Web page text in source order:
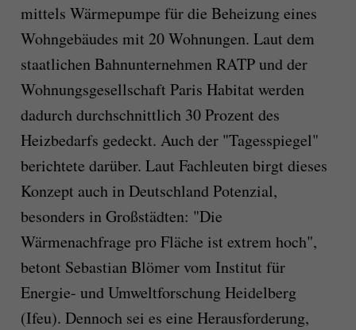
mittels Wärmepumpe für die Beheizung eines
Wohngebäudes mit 20 Wohnungen. Laut dem
staatlichen Bahnunternehmen RATP und der
Wohnungsgesellschaft Paris Habitat werden
dadurch durchschnittlich 30 Prozent des
Heizbedarfs gedeckt. Auch der "Tagesspiegel"
berichtete darüber. Laut Fachleuten birgt dieses
Konzept auch in Deutschland Potenzial,
besonders in Großstädten: "Die
Wärmenachfrage pro Fläche ist extrem hoch",
betont Sebastian Blömer vom Institut für
Energie- und Umweltforschung Heidelberg
(Ifeu). Dennoch sei es eine Herausforderung,